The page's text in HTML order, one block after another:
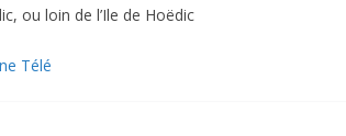
ou loin de l’Ile de Hoëdic
Télé